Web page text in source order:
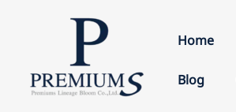
Home
Blog